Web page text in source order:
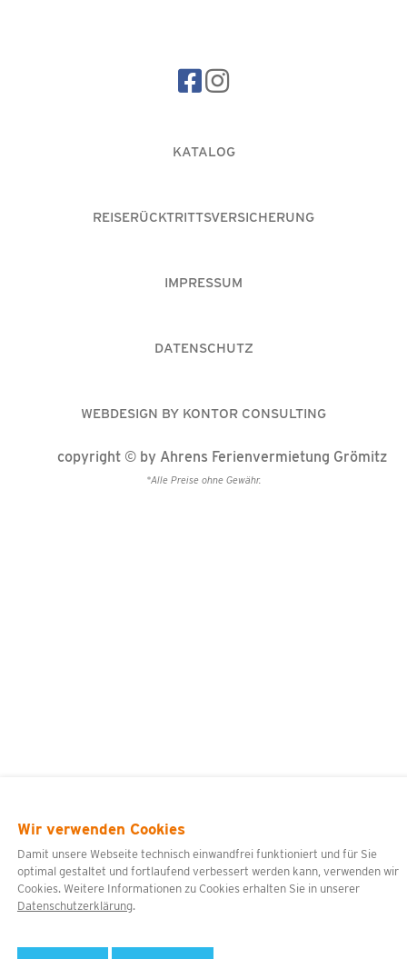
KATALOG
REISERÜCKTRITTSVERSICHERUNG
IMPRESSUM
DATENSCHUTZ
WEBDESIGN BY KONTOR CONSULTING
copyright © by Ahrens Ferienvermietung Grömitz
*Alle Preise ohne Gewähr.
Wir verwenden Cookies
Damit unsere Webseite technisch einwandfrei funktioniert und für Sie
optimal gestaltet und fortlaufend verbessert werden kann, verwenden wir
Cookies. Weitere Informationen zu Cookies erhalten Sie in unserer
Datenschutzerklärung.